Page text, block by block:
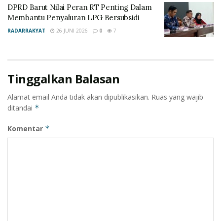
dan berkelanjutan di Kabupaten Barito Utara.(red)
DPRD Barut Nilai Peran RT Penting Dalam
Membantu Penyaluran LPG Bersubsidi
RADARRAKYAT 26 JUNI 2026 0 7
Tinggalkan Balasan
Alamat email Anda tidak akan dipublikasikan. Ruas yang wajib
ditandai *
Komentar *